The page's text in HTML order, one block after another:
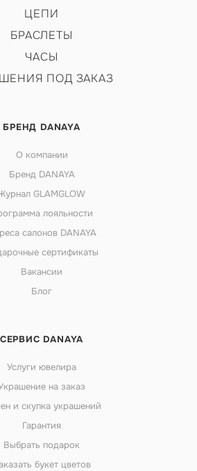
ЦЕПИ
БРАСЛЕТЫ
ЧАСЫ
ПОД ЗАКАЗ
БРЕНД DANAYA
О компании
Бренд DANAYA
GLAMGLOW
лояльности
салонов DANAYA
сертификаты
Вакансии
Блог
СЕРВИС DANAYA
Услуги ювелира
на заказ
и скупка украшений
Гарантия
Выбрать подарок
букет цветов